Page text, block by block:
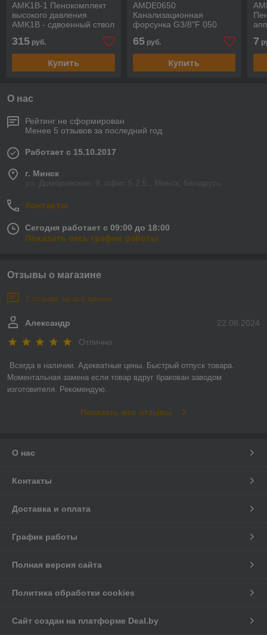
AMK1B-1 Пенокомплект
высокого давления
AMK1B - сдвоенный ствол
пенной насадкой с
315 руб.
Купить
AMDE0650
Канализационная
форсунка G3/8"F 050
65руб.
Купить
7
О нас
Рейтинг не сформирован
Менее 5 отзывов за последний год
Работает с 15.10.2017
г. Минск
ул. Домбровская, 9, офис 5.2.5., Минск, Беларусь
Контакты
Сегодня работает с 09:00 до 18:00
Показать весь график работы
Отзывы о магазине
1 отзыва за всё время
22.08.2024
Александр
Отлично
Всегда в наличии. Адекватные цены. Быстрый отпуск товара.
Моментальная замена если товар вдруг бракован заводом
изготовителя. Рекомендую.
Показать все отзывы
О нас
Контакты
Доставка и оплата
График работы
Полная версия сайта
Политика обработки cookies
Сайт создан на платформе Deal.by